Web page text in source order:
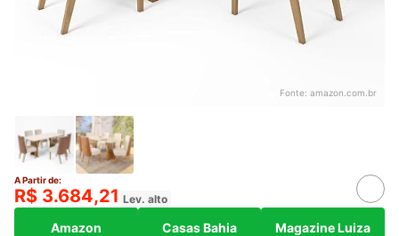
Fonte: amazon.com.br
A Partir de:
R$ 3.684,21 Lev. alto
Amazon Casas Bahia Magazine Luiza